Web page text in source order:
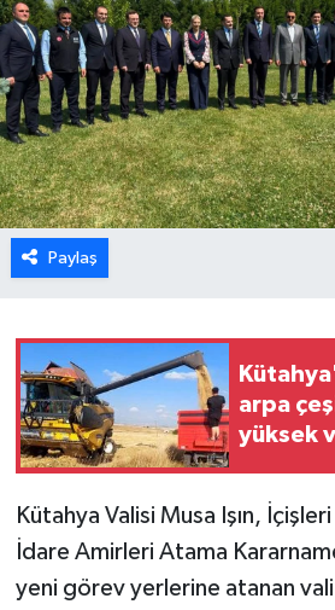
Paylaş
arpa
yüksek
Kütahya Valisi Musa Işın, İçişleri
İdare Amirleri Atama
yeni görev yerlerine atanan vali
Emet
Foto Galeri
Gediz
Genel
Gündem
Hisarcık
İlçeler
Köşe Yazıları
Kültür Sanat
Kütahya